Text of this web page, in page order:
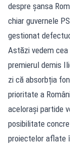
despre șansa
chiar guvernele
gestionat
Astăzi vedem
premierul demis
zi că absorbția
prioritate a
acelorași partide
posibilitate
proiectelor aflate